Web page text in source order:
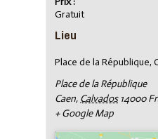
Gratuit
Lieu
Place de la République,
Place de la République
Caen, Calvados 14000
+ Google Map